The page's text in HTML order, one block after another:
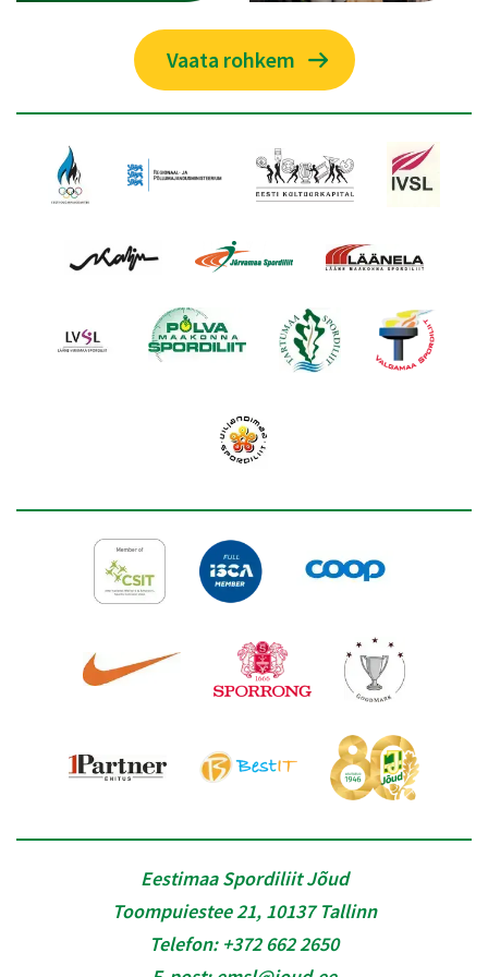
Vaata rohkem
Eestimaa Spordiliit Jõud
Toompuiestee 21, 10137 Tallinn
Telefon: +372 662 2650